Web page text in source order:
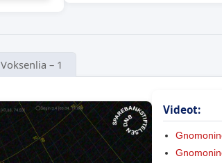
Voksenlia – 1
Videot: